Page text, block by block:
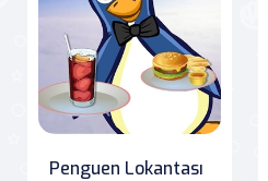
Penguen Lokantası